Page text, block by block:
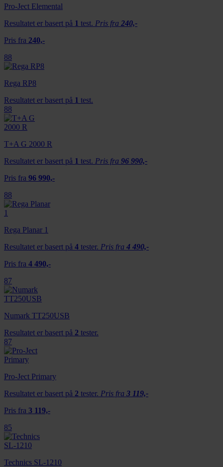
Pro-Ject Elemental
Resultatet er basert på 1 test. Pris fra 240,-
Pris fra 240,-
88
Rega RP8
Resultatet er basert på 1 test.
88
T+A G 2000 R
Resultatet er basert på 1 test. Pris fra 96 990,-
Pris fra 96 990,-
88
Rega Planar 1
Resultatet er basert på 4 tester. Pris fra 4 490,-
Pris fra 4 490,-
87
Numark TT250USB
Resultatet er basert på 2 tester.
87
Pro-Ject Primary
Resultatet er basert på 2 tester. Pris fra 3 119,-
Pris fra 3 119,-
85
Technics SL-1210